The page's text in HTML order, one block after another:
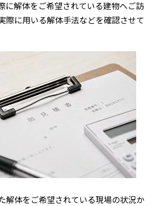
に解体をご希望されている建物へご訪
際に用いる解体手法などを確認させて
解体をご希望されている現場の状況か